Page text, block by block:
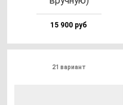
15 900 руб
21 вариант